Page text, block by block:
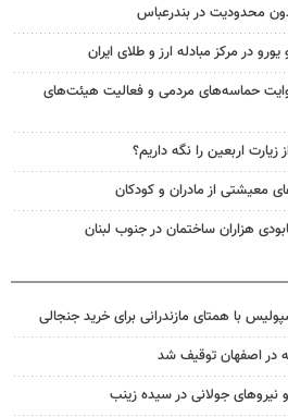
محدودیت در بندرعباس
در مرکز مبادله ارز و طلای ایران
حماسه‌های مردمی و فعالیت هیئت‌های
اربعین را نگه داریم؟
معیشتی از مادران و کودکان
هزاران ساختمان در جنوب لبنان
با همتای مازندرانی برای خرید جنجالی
جولانی در سیده زینب